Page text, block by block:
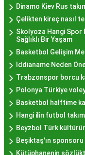
farklı mekanlarda
değerlendirerek,
bulabilirsiniz.
Hayır
Edilmeli?
İstanbul'da hayır
kılmak için birkaç
Geleneksel
semtlerdeki
Dinamo Kiev Rus
Çelikten kireç nasıl
Skolyoza Hangi Spor
Sağlıklı Bir Yaşam
Basketbol Gelişim
İddianame Neden
Trabzonspor borcu
Polonya Türkiye
Basketbol halftime
Hangi ilin futbol
Beyzbol Türk
Beşiktaş'ın sponsoru
Kütüphanenin